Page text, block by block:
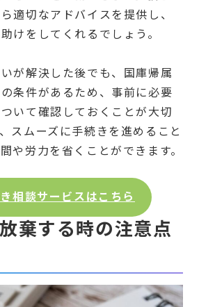
適切なアドバイスを提供し、
けをしてくれるでしょう。
が解決した後でも、国庫帰属
条件があるため、事前に必要
いて確認しておくことが大切
スムーズに手続きを進めること
や労力を省くことができます。
相談サービスはこちら
棄する時の注意点